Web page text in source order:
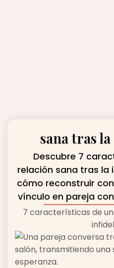
sana tras
Descubre 7
relación sana tras la
cómo reconstruir
vínculo en pareja
7 características de